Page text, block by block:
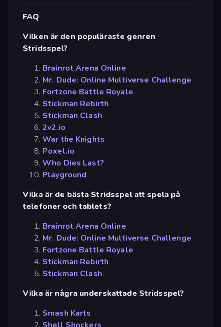
FAQ
Vilken är den populäraste genren
Stridsspel?
Brainrot Arena Online
Mr. Dude: Online Multiverse Challenge
Fortzone Battle Royale
Stickman Rebirth
Stickman Clash
2v2.io
War the Knights
Poxel.io
Who Dies Last?
Playground
Vilka är de bästa Stridsspel att spela på
telefoner och tablets?
Brainrot Arena Online
Mr. Dude: Online Multiverse Challenge
Fortzone Battle Royale
Stickman Rebirth
Stickman Clash
Vilka är några underskattade Stridsspel?
Smash Karts